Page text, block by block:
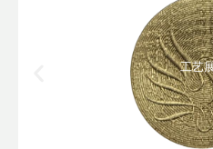
工艺